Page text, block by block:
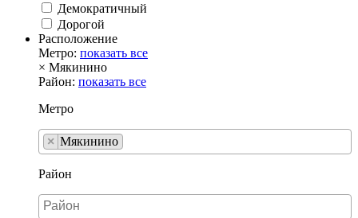
Демократичный
Дорогой
Расположение
Метро: показать все
× Мякинино
Район: показать все
Метро
× Мякинино
Район